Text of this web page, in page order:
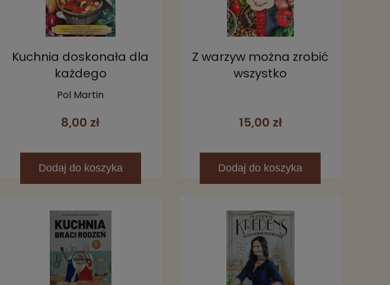
Kuchnia doskonała dla
każdego
Pol Martin
8,00 zł
Dodaj do koszyka
Z warzyw można zrobić
wszystko
15,00 zł
Dodaj do koszyka